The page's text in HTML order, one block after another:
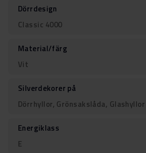
Dörrdesign
Classic 4000
Material/färg
Vit
Silverdekorer på
Dörrhyllor, Grönsakslåda, Glashyllor
Energiklass
E